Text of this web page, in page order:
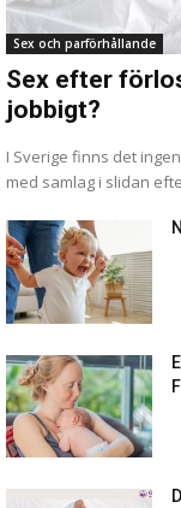
Sex och parförhållande
Sex efter
jobbigt?
I Sverige finns det
med samlag i slidan